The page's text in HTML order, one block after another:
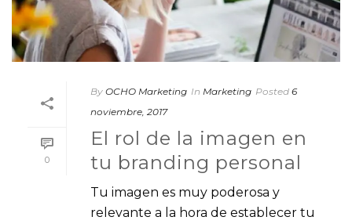
0
By OCHO Marketing In Marketing Posted 6
noviembre, 2017
El rol de la imagen en
tu branding personal
Tu imagen es muy poderosa y
relevante a la hora de establecer tu